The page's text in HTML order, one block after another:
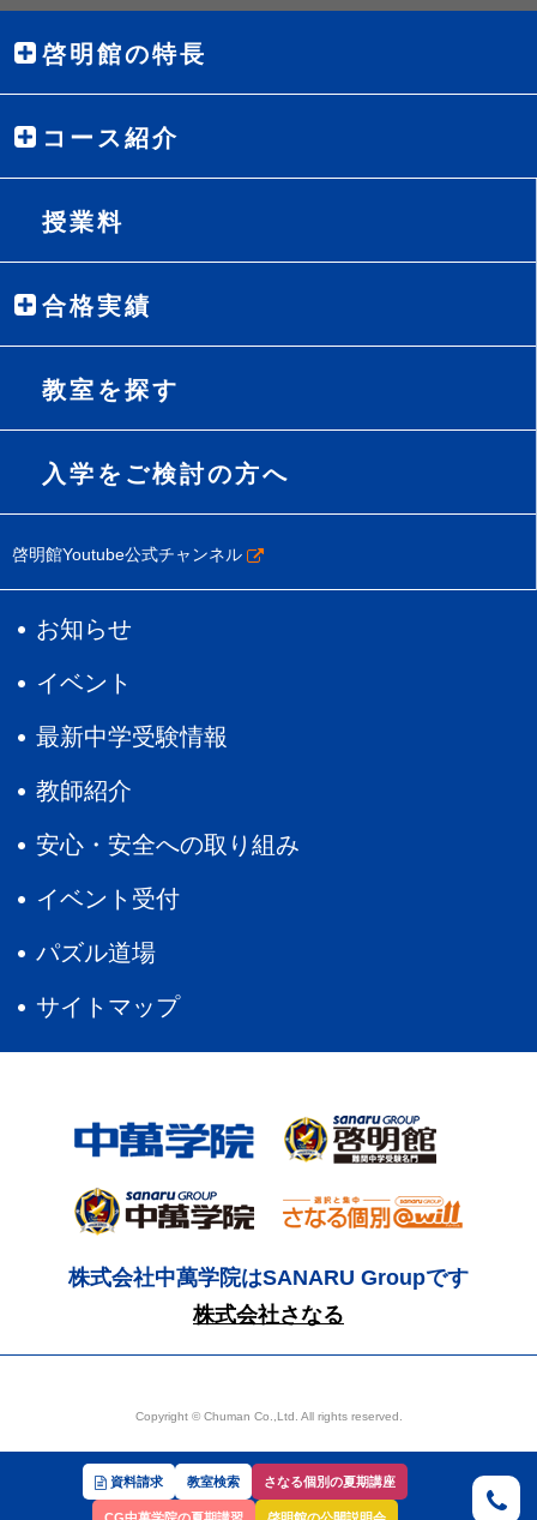
資料請求 教室検索 さなる個別の夏期講座
啓明館の特長
コース紹介
授業料
合格実績
教室を探す
入学をご検討の方へ
啓明館Youtube公式チャンネル
お知らせ
イベント
最新中学受験情報
教師紹介
安心・安全への取り組み
イベント受付
パズル道場
サイトマップ
株式会社中萬学院はSANARU Groupです
株式会社さなる
Copyright © Chuman Co.,Ltd. All rights reserved.